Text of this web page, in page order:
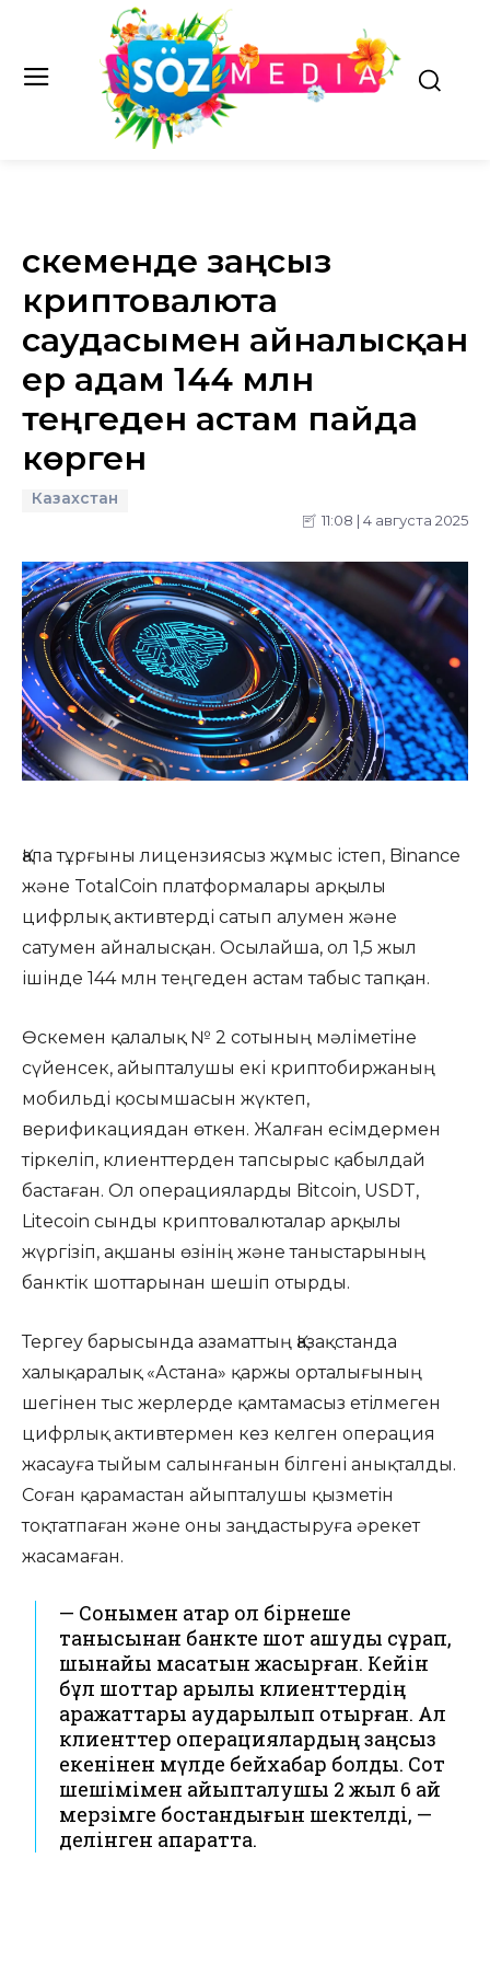
Өскеменде заңсыз
криптовалюта
саудасымен айналысқан
ер адам 144 млн
теңгеден астам пайда
көрген
Казахстан
11:08 | 4 августа 2025
Қала тұрғыны лицензиясыз жұмыс істеп, Binance
және TotalCoin платформалары арқылы
цифрлық активтерді сатып алумен және
сатумен айналысқан. Осылайша, ол 1,5 жыл
ішінде 144 млн теңгеден астам табыс тапқан.
Өскемен қалалық № 2 сотының мәліметіне
сүйенсек, айыпталушы екі криптобиржаның
мобильді қосымшасын жүктеп,
верификациядан өткен. Жалған есімдермен
тіркеліп, клиенттерден тапсырыс қабылдай
бастаған. Ол операцияларды Bitcoin, USDT,
Litecoin сынды криптовалюталар арқылы
жүргізіп, ақшаны өзінің және таныстарының
банктік шоттарынан шешіп отырды.
Тергеу барысында азаматтың Қазақстанда
халықаралық «Астана» қаржы орталығының
шегінен тыс жерлерде қамтамасыз етілмеген
цифрлық активтермен кез келген операция
жасауға тыйым салынғанын білгені анықталды.
Соған қарамастан айыпталушы қызметін
тоқтатпаған және оны заңдастыруға әрекет
жасамаған.
— Сонымен қатар ол бірнеше
танысынан банкте шот ашуды сұрап,
шынайы мақсатын жасырған. Кейін
бұл шоттар арқылы клиенттердің
қаражаттары аударылып отырған. Ал
клиенттер операциялардың заңсыз
екенінен мүлде бейхабар болды. Сот
шешімімен айыпталушы 2 жыл 6 ай
мерзімге бостандығын шектелді, —
делінген ақпаратта.